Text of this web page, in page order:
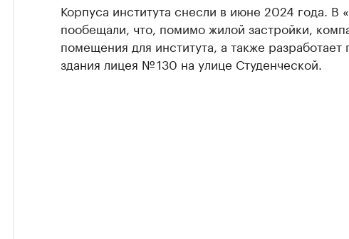
Корпуса института снесли в июне 2024 года. В
пообещали, что, помимо жилой застройки,
помещения для института, а также разработает
здания лицея № 130 на улице Студенческой.